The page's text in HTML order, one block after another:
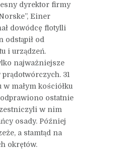
dyrektor firmy
Einer
dowódcę flotylli
odstąpił od
i urządzeń.
najważniejsze
31
w małym kościółku
ostatnie
w nim
osady. Później
a stamtąd na
okrętów.